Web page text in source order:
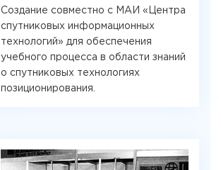
Создание совместно с МАИ «Центра
спутниковых информационных
технологий» для обеспечения
учебного процесса в области знаний
о спутниковых технологиях
позиционирования.